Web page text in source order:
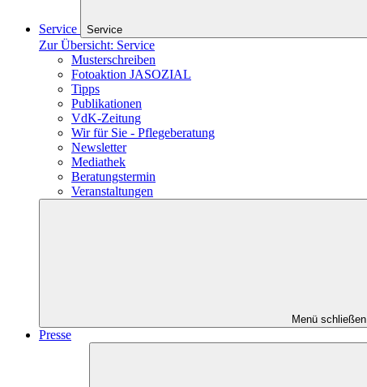
Service Service
Zur Übersicht: Service
Musterschreiben
Fotoaktion JASOZIAL
Tipps
Publikationen
VdK-Zeitung
Wir für Sie - Pflegeberatung
Newsletter
Mediathek
Beratungstermin
Veranstaltungen
Menü schließen
Presse